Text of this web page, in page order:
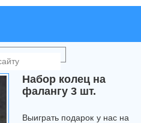
Набор колец на
фалангу 3 шт.
Выиграть подарок у нас на